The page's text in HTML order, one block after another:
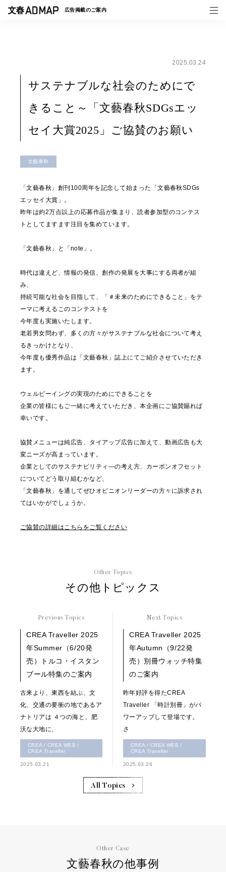
広告掲載のご案内
事例一覧
トピックス
2025.03.24
サステナブルな社会のためにで
きること～「文藝春秋SDGsエッ
セイ大賞2025」ご協賛のお願い
文藝春秋
「文藝春秋」創刊100周年を記念して始まった「文藝春秋SDGs
エッセイ大賞」。
昨年は約2万点以上の応募作品が集まり、読者参加型のコンテス
トとしてますます注目を集めています。
「文藝春秋」と「note」。
時代は違えど、情報の発信、創作の発展を大事にする両者が組
み、
持続可能な社会を目指して、「＃未来のためにできること」をテ
ーマに考えるこのコンテストを
今年度も実施いたします。
老若男女問わず、多くの方々がサステナブルな社会について考え
るきっかけとなり、
今年度も優秀作品は「文藝春秋」誌上にてご紹介させていただき
ます。
ウェルビーイングの実現のためにできることを
企業の皆様にもご一緒に考えていただき、本企画にご協賛賜れば
幸いです。
協賛メニューは純広告、タイアップ広告に加えて、動画広告も大
変ニーズが高まっています。
企業としてのサステナビリティ―の考え方、カーボンオフセット
についてどう取り組むかなど、
「文藝春秋」を通してぜひオピニオンリーダーの方々に訴求され
てはいかがでしょうか。
ご協賛の詳細はこちらをご覧ください
Other Topics
その他トピックス
Previous Topics
CREA Traveller 2025
年Summer（6/20発
売）トルコ・イスタン
ブール特集のご案内
古来より、東西を結ぶ、文
化、交通の要衝の地であるア
ナトリアは ４つの海と、肥
沃な大地に、
CREA / CREA WEB /
CREA Traveller
2025.03.21
Next Topics
CREA Traveller 2025
年Autumn（9/22発
売）別冊ウォッチ特集
のご案内
昨年好評を得たCREA
Traveller 「時計別冊」がパ
ワーアップして登場です。
さ
CREA / CREA WEB /
CREA Traveller
2025.03.26
All Topics
Other Case
文藝春秋の他事例